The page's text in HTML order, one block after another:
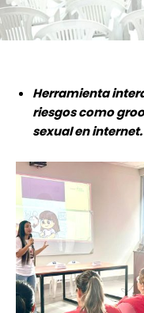
Herramienta
riesgos como
sexual en internet.